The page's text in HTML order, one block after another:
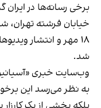
برخی رسانه‌ها در
۱۸ مهر و انتشار
شد.
وب‌سایت خبری
به نظر می‌رسد این